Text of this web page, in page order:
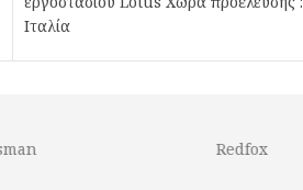
Ιταλία